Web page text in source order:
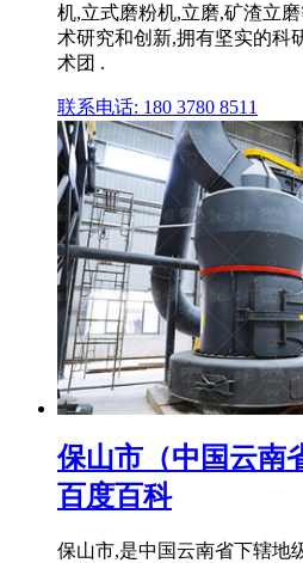
机,立式磨粉机,立磨,矿渣立
术研究和创新,拥有坚实的科
术团 .
联系电话: 180 3780 8511
保山市（中国云南
百度百科
保山市,是中国云南省下辖地